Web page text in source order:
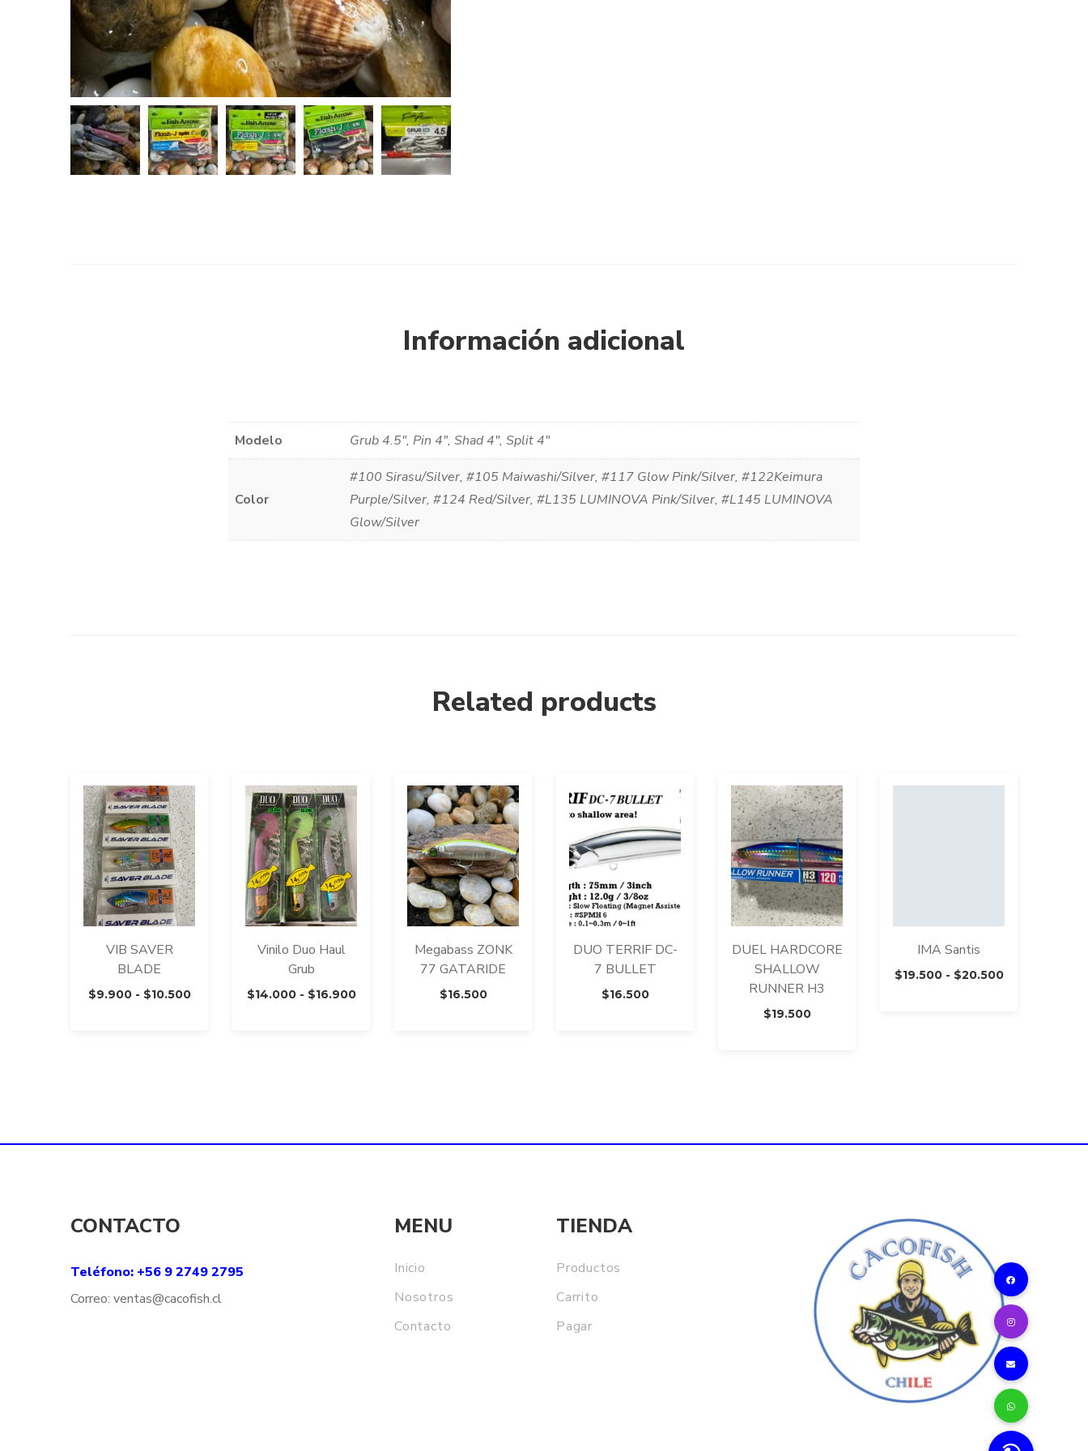
Información adicional
Modelo Grub 4.5", Pin 4", Shad 4", Split 4"
Color
#100 Sirasu/Silver, #105 Maiwashi/Silver, #117 Glow Pink/Silver, #122Keimura
Purple/Silver, #124 Red/Silver, #L135 LUMINOVA Pink/Silver, #L145 LUMINOVA
Glow/Silver
Related products
VIB SAVER
BLADE
$9.900 - $10.500Rango
Vinilo Duo Haul
Grub
$14.000 - $16.900Rango
Megabass ZONK
77 GATARIDE
$16.500
DUO TERRIF DC-
7 BULLET
$16.500
DUEL HARDCORE
SHALLOW
RUNNER H3
$19.500
IMA Santis
$19.500 - $20.500Rango
CONTACTO
Teléfono: +56 9 2749 2795
Correo: ventas@cacofish.cl
MENU
Inicio
Nosotros
Contacto
TIENDA
Productos
Carrito
Pagar